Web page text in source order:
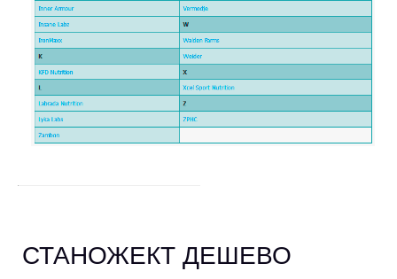
СТАНОЖЕКТ ДЕШЕВО